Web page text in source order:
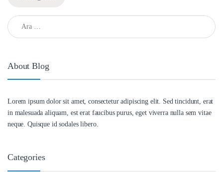
Arama:
About Blog
Lorem ipsum dolor sit amet, consectetur adipiscing elit. Sed tincidunt, erat
in malesuada aliquam, est erat faucibus purus, eget viverra nulla sem vitae
neque. Quisque id sodales libero.
Categories